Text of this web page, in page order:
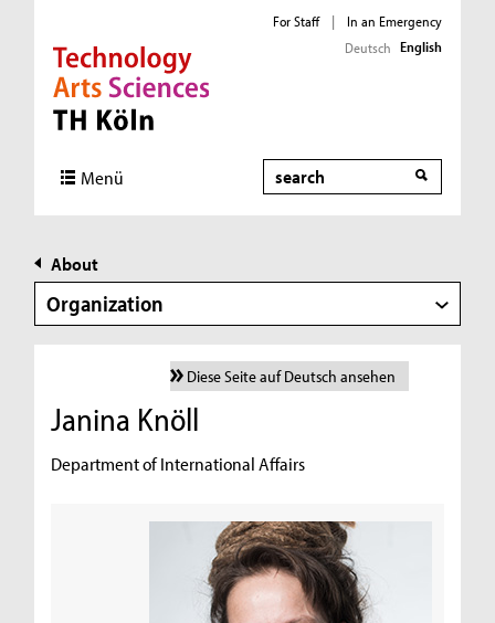
Direkt zur Hauptnavigation
Direkt zur Subnavigation
Direkt zum Inhalt
Direkt zum Fußbereich
For Staff |
In an Emergency
Deutsch English
Menü Search
About
Organization
Diese Seite auf Deutsch ansehen
Janina Knöll
Department of International Affairs